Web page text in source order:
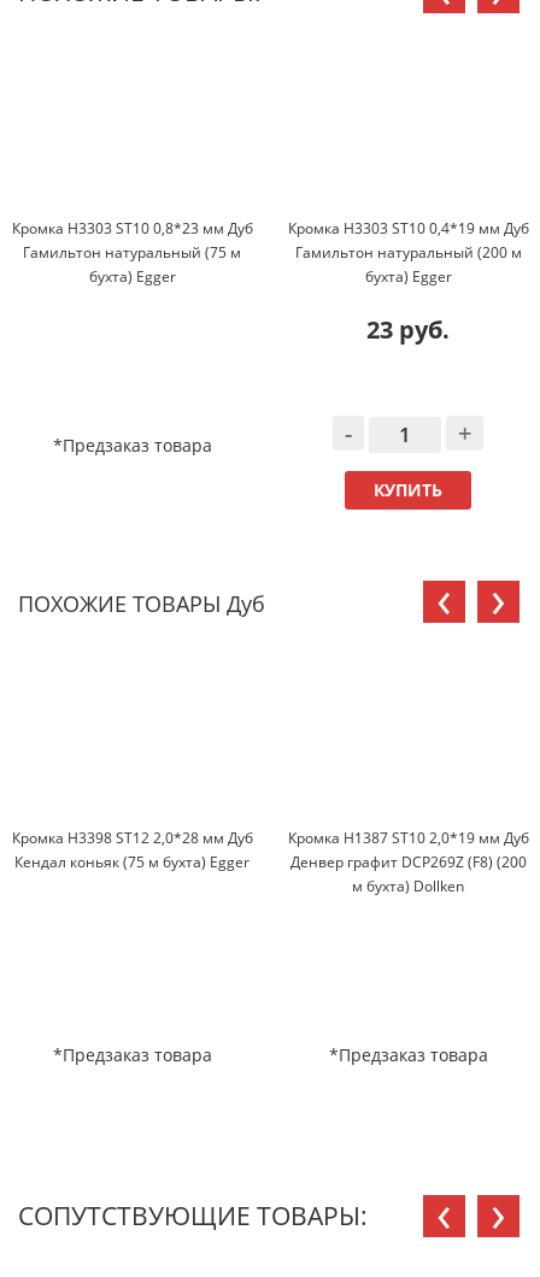
Кромка H3303 ST10 0,8*23 мм Дуб
Гамильтон натуральный (75 м
бухта) Egger
*Предзаказ товара
Кромка H3303 ST10 0,4*19 мм Дуб
Гамильтон натуральный (200 м
бухта) Egger
23 руб.
- +
КУПИТЬ
ПОХОЖИЕ ТОВАРЫ Дуб
Кромка H3398 ST12 2,0*28 мм Дуб
Кендал коньяк (75 м бухта) Egger
*Предзаказ товара
Кромка H1387 ST10 2,0*19 мм Дуб
Денвер графит DCP269Z (F8) (200
м бухта) Dollken
*Предзаказ товара
‹ ›
СОПУТСТВУЮЩИЕ ТОВАРЫ: ‹ ›